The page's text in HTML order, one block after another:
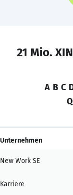
21 Mio.
A B C
Q
Unternehmen
New Work SE
Karriere